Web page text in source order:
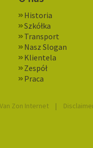
Historia
Szkółka
Transport
Nasz Slogan
Klientela
Zespół
Praca
Van Zon Internet |